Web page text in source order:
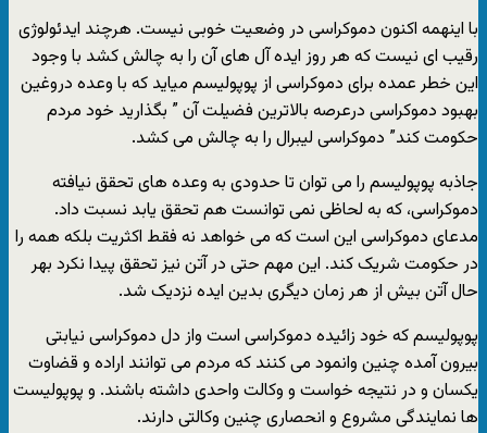
با اینهمه اکنون دموکراسی در وضعیت خوبی نیست. هرچند ایدئولوژی
رقیب ای نیست که هر روز ایده آل های آن را به چالش کشد با وجود
این خطر عمده برای دموکراسی از پوپولیسم میاید که با وعده دروغین
بهبود دموکراسی درعرصه بالاترین فضیلت آن ” بگذارید خود مردم
حکومت کند” دموکراسی لیبرال را به چالش می کشد.
جاذبه پوپولیسم را می توان تا حدودی به وعده های تحقق نیافته
دموکراسی، که به لحاظی نمی توانست هم تحقق یابد نسبت داد.
مدعای دموکراسی این است که می خواهد نه فقط اکثریت بلکه همه را
در حکومت شریک کند. این مهم حتی در آتن نیز تحقق پیدا نکرد بهر
حال آتن بیش از هر زمان دیگری بدین ایده نزدیک شد.
پوپولیسم که خود زائیده دموکراسی است واز دل دموکراسی نیابتی
بیرون آمده چنین وانمود می کنند که مردم می توانند اراده و قضاوت
یکسان و در نتیجه خواست و وکالت واحدی داشته باشند. و پوپولیست
ها نمایندگی مشروع و انحصاری چنین وکالتی دارند.